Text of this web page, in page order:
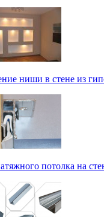
ниши в стене из
потолка на